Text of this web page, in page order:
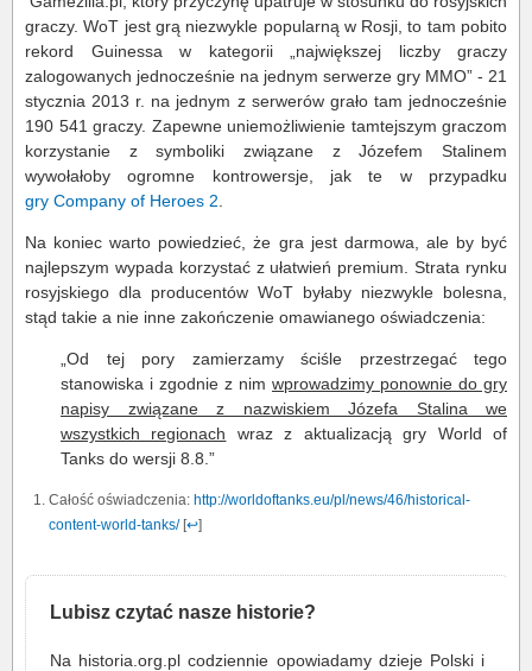
graczy. WoT jest grą niezwykle popularną w Rosji, to tam pobito
rekord Guinessa w kategorii „największej liczby graczy
zalogowanych jednocześnie na jednym serwerze gry MMO” - 21
stycznia 2013 r. na jednym z serwerów grało tam jednocześnie
190 541 graczy. Zapewne uniemożliwienie tamtejszym graczom
korzystanie z symboliki związane z Józefem Stalinem
wywołałoby ogromne kontrowersje, jak te w przypadku
gry Company of Heroes 2
Na koniec warto powiedzieć, że gra jest darmowa, ale by być
najlepszym wypada korzystać z ułatwień premium. Strata rynku
rosyjskiego dla producentów WoT byłaby niezwykle bolesna,
stąd takie a nie inne zakończenie omawianego oświadczenia:
„Od tej pory zamierzamy ściśle przestrzegać tego
stanowiska i zgodnie z nim wprowadzimy ponownie do gry
napisy związane z nazwiskiem Józefa Stalina we
wszystkich regionach wraz z aktualizacją gry World of
Tanks do wersji 8.8.”
Całość oświadczenia: http://worldoftanks.eu/pl/news/46/historical-
content-world-tanks/[↩]
Lubisz czytać nasze historie?
Na historia.org.pl codziennie opowiadamy dzieje Polski i